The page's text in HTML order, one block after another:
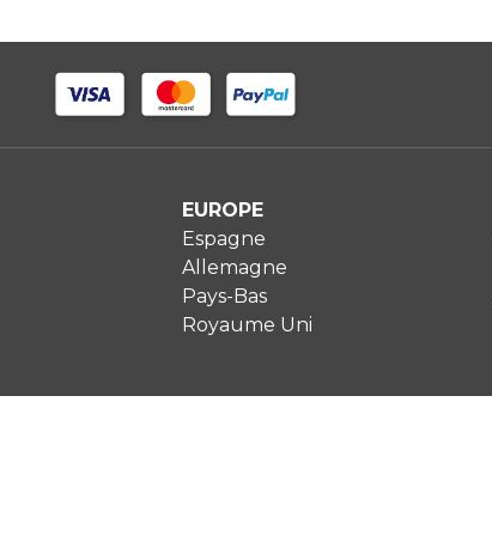
EUROPE
Espagne
Allemagne
Pays-Bas
Royaume Uni